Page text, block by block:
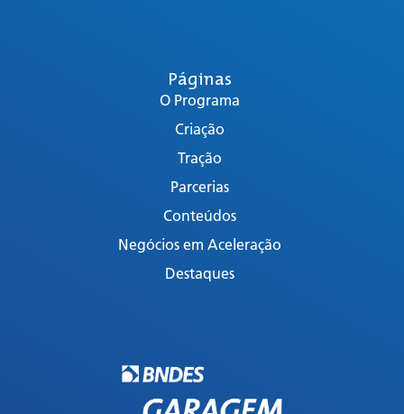
Páginas
O Programa
Criação
Tração
Parcerias
Conteúdos
Negócios em Aceleração
Destaques